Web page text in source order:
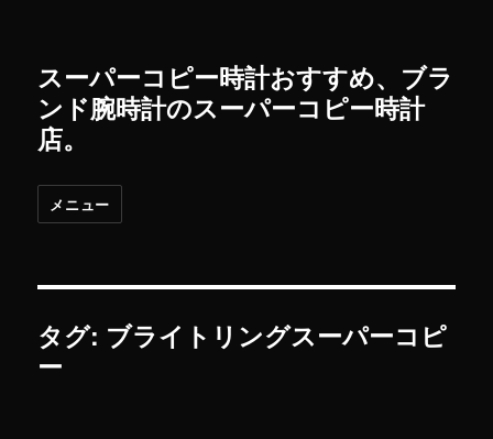
スーパーコピー時計おすすめ、ブラ
ンド腕時計のスーパーコピー時計
店。
メニュー
タグ: ブライトリングスーパーコピ
ー